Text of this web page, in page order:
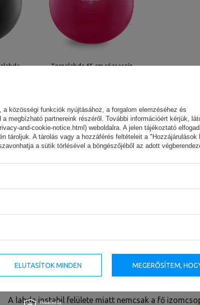
Tornalabda 65 cm rózsaszín
A Marbo Sport gimnasztikai labda sokoldalú
edzéshez. Segít javítani a kondíciót, erősíteni az
mozgékonyságot.
A labda instabil felülete miatt nemcsak a fő
közösségi funkciók nyújtásához, a forgalom elemzéséhez és
megbízható partnereink részéről. További információért kérjük,
and-cookie-notice.html) weboldalra. A jelen tájékoztató
tároljuk. A tárolás vagy a hozzáférés feltételeit a "Hozzájárulások
a sütik törlésével a böngészőjéből az adott
ELUTASÍTOK MINDEN MEGERŐSÍTEM,